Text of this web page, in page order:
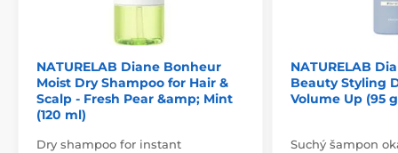
NATURELAB Diane Bonheur
Moist Dry Shampoo for Hair &
Scalp - Fresh Pear &amp; Mint
(120 ml)
Dry shampoo for instant
NATURELAB
Beauty Styling
Volume Up (95
Suchý šampon